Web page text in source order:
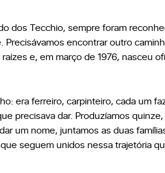
dos Tecchio, sempre foram
encontrar outro
e, em março de 1976, nasceu
era ferreiro, carpinteiro, cada um
precisava dar. Produzíamos
um nome, juntamos as duas
seguem unidos nessa trajetória